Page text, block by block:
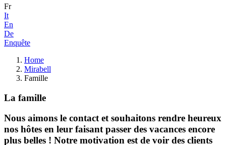
Fr
It
En
De
Enquête
Home
Mirabell
Famille
La famille
Nous aimons le contact et souhaitons rendre heureux
nos hôtes en leur faisant passer des vacances encore
plus belles ! Notre motivation est de voir des clients